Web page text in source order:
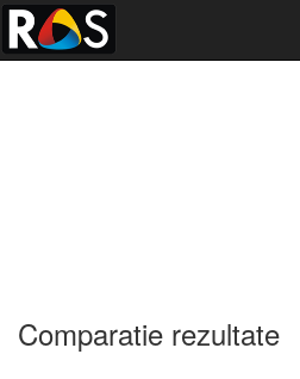
Comparatie rezultate